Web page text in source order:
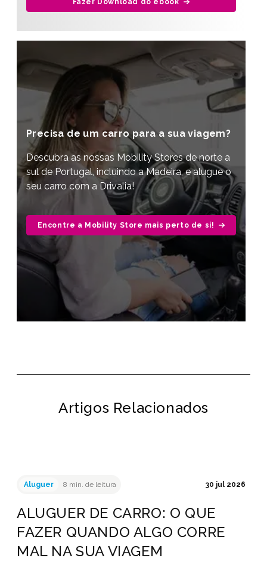
Fazer Download do ebook
Precisa de um carro para a sua viagem?
Descubra as nossas Mobility Stores de norte a
sul de Portugal, incluindo a Madeira, e alugue o
seu carro com a Drivalia!
Encontre a Mobility Store mais perto de si!
Artigos Relacionados
Aluguer 8 min. de leitura 30 jul 2026
ALUGUER DE CARRO: O QUE
FAZER QUANDO ALGO CORRE
MAL NA SUA VIAGEM